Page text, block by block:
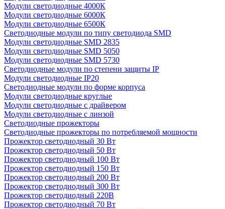
Модули светодиодные 4000К
Модули светодиодные 6000К
Модули светодиодные 6500К
Светодиодные модули по типу светодиода SMD
Модули светодиодные SMD 2835
Модули светодиодные SMD 5050
Модули светодиодные SMD 5730
Светодиодные модули по степени защиты IP
Модули светодиодные IP20
Светодиодные модули по форме корпуса
Модули светодиодные круглые
Модули светодиодные с драйвером
Модули светодиодные с линзой
Светодиодные прожекторы
Светодиодные прожекторы по потребляемой мощности
Прожектор светодиодный 30 Вт
Прожектор светодиодный 50 Вт
Прожектор светодиодный 100 Вт
Прожектор светодиодный 150 Вт
Прожектор светодиодный 200 Вт
Прожектор светодиодный 300 Вт
Прожектор светодиодный 220В
Прожектор светодиодный 70 Вт